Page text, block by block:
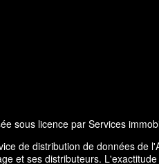
sous licence par Services
de distribution de données de
et ses distributeurs.